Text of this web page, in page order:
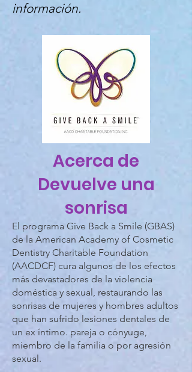
información.
Acerca de
Devuelve una
sonrisa
El programa Give Back a Smile (GBAS)
de la American Academy of Cosmetic
Dentistry Charitable Foundation
(AACDCF) cura algunos de los efectos
más devastadores de la violencia
doméstica y sexual, restaurando las
sonrisas de mujeres y hombres adultos
que han sufrido lesiones dentales de
un ex íntimo. pareja o cónyuge,
miembro de la familia o por agresión
sexual.